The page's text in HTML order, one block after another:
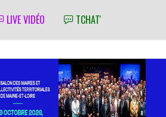
LIVE VIDÉO TCHAT'